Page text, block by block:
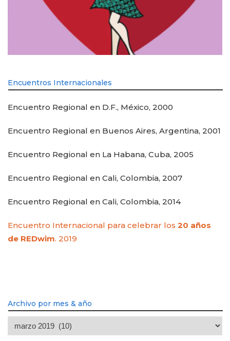
Encuentros Internacionales
Encuentro Regional en D.F., México, 2000
Encuentro Regional en Buenos Aires, Argentina, 2001
Encuentro Regional en La Habana, Cuba, 2005
Encuentro Regional en Cali, Colombia, 2007
Encuentro Regional en Cali, Colombia, 2014
Encuentro Internacional para celebrar los 20 años
de REDwim. 2019
Archivo por mes & año
Archivo
por